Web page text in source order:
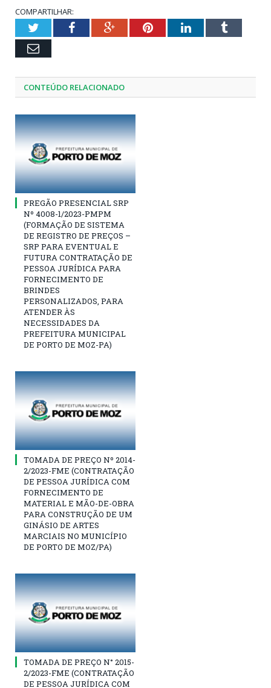
COMPARTILHAR:
TwitterFacebookGoogle+PinterestLinkedInTumblr
Email
CONTEÚDO RELACIONADO
PREGÃO PRESENCIAL SRP
Nº 4008-1/2023-PMPM
(FORMAÇÃO DE SISTEMA
DE REGISTRO DE PREÇOS –
SRP PARA EVENTUAL E
FUTURA CONTRATAÇÃO DE
PESSOA JURÍDICA PARA
FORNECIMENTO DE
BRINDES
PERSONALIZADOS, PARA
ATENDER ÀS
NECESSIDADES DA
PREFEITURA MUNICIPAL
DE PORTO DE MOZ-PA)
TOMADA DE PREÇO Nº 2014-
2/2023-FME (CONTRATAÇÃO
DE PESSOA JURÍDICA COM
FORNECIMENTO DE
MATERIAL E MÃO-DE-OBRA
PARA CONSTRUÇÃO DE UM
GINÁSIO DE ARTES
MARCIAIS NO MUNICÍPIO
DE PORTO DE MOZ/PA)
TOMADA DE PREÇO N° 2015-
2/2023-FME (CONTRATAÇÃO
DE PESSOA JURÍDICA COM